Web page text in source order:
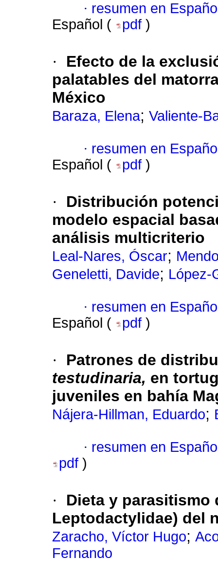
· resumen en
Español (
pdf )
·
Efecto de la
palatables del
México
Baraza, Elena; Valiente-
· resumen en
Español (
pdf )
·
Distribución
modelo espacial
análisis multicriterio
Leal-Nares, Óscar;
Geneletti, Davide; López-
· resumen en
Español (
pdf )
·
Patrones de
testudinaria, en
juveniles en bahía
Nájera-Hillman, Eduardo;
· resumen en
pdf )
·
Dieta y parasitismo
Leptodactylidae) del
Zaracho, Víctor Hugo;
Fernando